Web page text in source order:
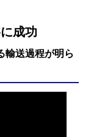
成功
輸送過程が明ら